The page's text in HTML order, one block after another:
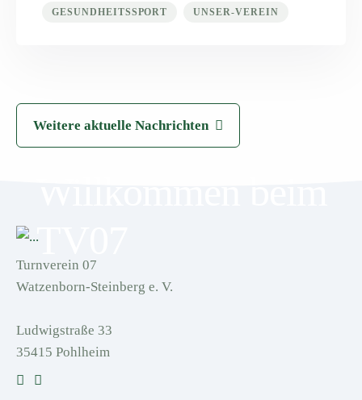
TV07
GESUNDHEITSSPORT UNSER-VEREIN
Weitere aktuelle Nachrichten
Turnverein 07
Watzenborn-Steinberg e. V.
Ludwigstraße 33
35415 Pohlheim